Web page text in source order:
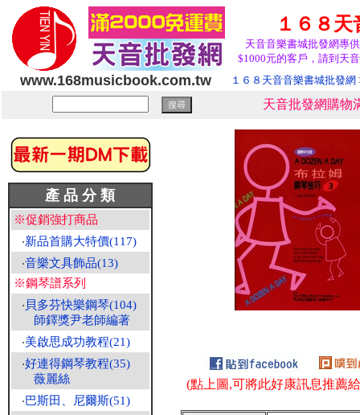
１６８
天音音樂書城批發網專
$1000元的客戶，請到天
www.168musicbook.com.tw １６８天音音樂書城批發網
天音批發網購物
產 品 分 類
※促銷強打商品
‧新品首購大特價(117)
‧音樂文具飾品(13)
※鋼琴譜系列
‧ 貝多芬快樂鋼琴(104)
師鐸獎尹老師編著
‧美啟思成功教程(21)
‧好連得鋼琴教程(35)
薇麗絲
‧巴斯田、尼爾斯(51)
(點上圖,可將此好康訊息推薦